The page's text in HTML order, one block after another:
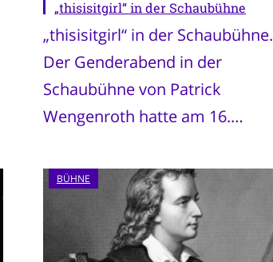
„thisisitgirl“ in der Schaubühne
„thisisitgirl“ in der Schaubühne.
Der Genderabend in der
Schaubühne von Patrick
Wengenroth hatte am 16.…
BÜHNE